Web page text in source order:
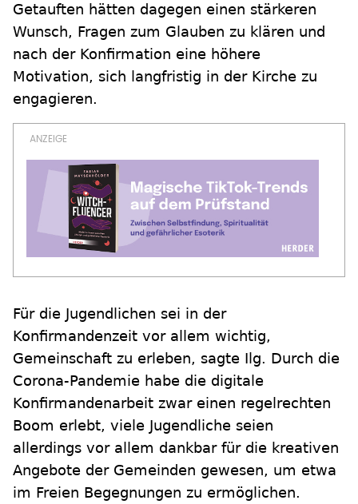
Getauften hätten dagegen einen stärkeren
Wunsch, Fragen zum Glauben zu klären und
nach der Konfirmation eine höhere
Motivation, sich langfristig in der Kirche zu
engagieren.
Für die Jugendlichen sei in der
Konfirmandenzeit vor allem wichtig,
Gemeinschaft zu erleben, sagte Ilg. Durch die
Corona-Pandemie habe die digitale
Konfirmandenarbeit zwar einen regelrechten
Boom erlebt, viele Jugendliche seien
allerdings vor allem dankbar für die kreativen
Angebote der Gemeinden gewesen, um etwa
im Freien Begegnungen zu ermöglichen.